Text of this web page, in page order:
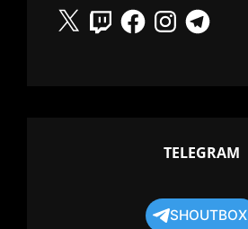
X
TwitchFacebookInstagramTelegram
TELEGRAM
SHOUTBOX